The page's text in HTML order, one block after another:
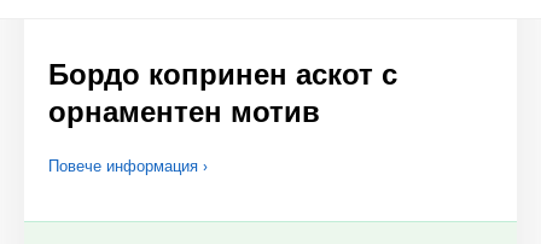
Бордо копринен аскот с
орнаментен мотив
Повече информация ›